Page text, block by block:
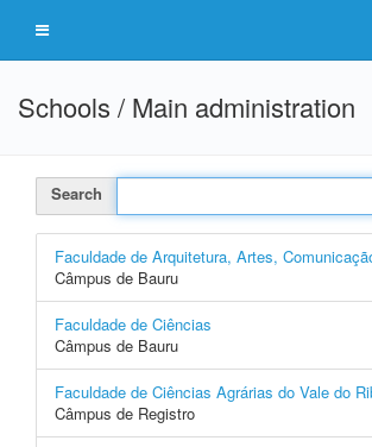
Schools / Main administration
Search
Faculdade de Arquitetura, Artes,
Câmpus de Bauru
Faculdade de Ciências
Câmpus de Bauru
Faculdade de Ciências Agrárias do Vale do
Câmpus de Registro